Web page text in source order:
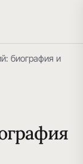
биография и